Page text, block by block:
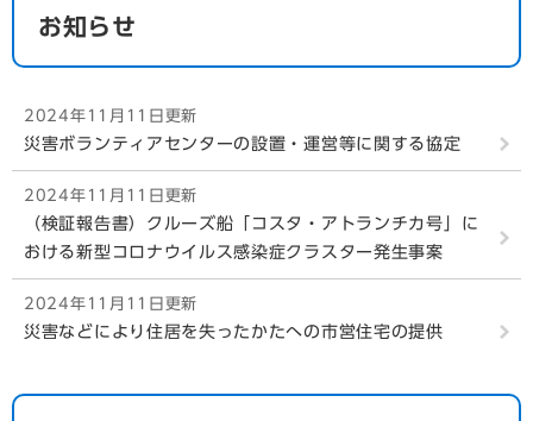
お知らせ
2024年11月11日更新
災害ボランティアセンターの設置・運営等に関する協定
2024年11月11日更新
（検証報告書）クルーズ船「コスタ・アトランチカ号」に
おける新型コロナウイルス感染症クラスター発生事案
2024年11月11日更新
災害などにより住居を失ったかたへの市営住宅の提供